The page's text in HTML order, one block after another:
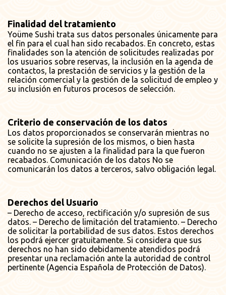
Finalidad del tratamiento
Yoüme Sushi trata sus datos personales únicamente para
el fin para el cual han sido recabados. En concreto, estas
finalidades son la atención de solicitudes realizadas por
los usuarios sobre reservas, la inclusión en la agenda de
contactos, la prestación de servicios y la gestión de la
relación comercial y la gestión de la solicitud de empleo y
su inclusión en futuros procesos de selección.
Criterio de conservación de los datos
Los datos proporcionados se conservarán mientras no
se solicite la supresión de los mismos, o bien hasta
cuando no se ajusten a la finalidad para la que fueron
recabados. Comunicación de los datos No se
comunicarán los datos a terceros, salvo obligación legal.
Derechos del Usuario
– Derecho de acceso, rectificación y/o supresión de sus
datos. – Derecho de limitación del tratamiento. – Derecho
de solicitar la portabilidad de sus datos. Estos derechos
los podrá ejercer gratuitamente. Si considera que sus
derechos no han sido debidamente atendidos podrá
presentar una reclamación ante la autoridad de control
pertinente (Agencia Española de Protección de Datos).